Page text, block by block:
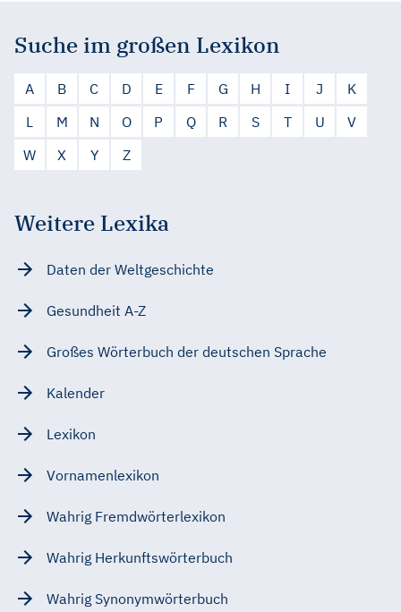
Suche im großen Lexikon
A B C D E F G H I J
K
L
M N O P Q R S T U
V
W
X Y Z
Weitere Lexika
Daten der Weltgeschichte
Gesundheit A-Z
Großes Wörterbuch der deutschen Sprache
Kalender
Lexikon
Vornamenlexikon
Wahrig Fremdwörterlexikon
Wahrig Herkunftswörterbuch
Wahrig Synonymwörterbuch